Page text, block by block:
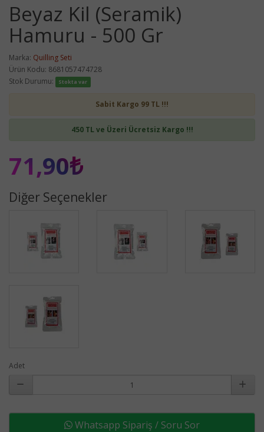
Beyaz Kil (Seramik)
Hamuru - 500 Gr
Marka: Quilling Seti
Ürün Kodu: 8681057474728
Stok Durumu:
Stokta var
Sabit Kargo 99 TL !!!
450 TL ve Üzeri Ücretsiz Kargo !!!
71,90₺
Diğer Seçenekler
Adet
Whatsapp Sipariş / Soru Sor